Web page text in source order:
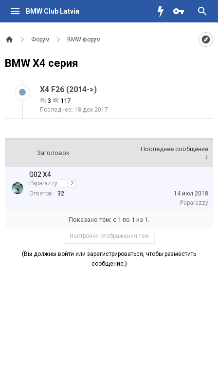
BMW Club Latvia
Форум BMW форум
BMW X4 серия
X4 F26 (2014->)
3 117
18 дек 2017
Заголовок
Последнее сообщение
↓
G02 X4
Paparazzy ...
2
Ответов:
32
14 июл 2018
Paparazzy
Показано тем: с 1 по 1 из 1.
Настройки отображения тем
(Вы должны войти или зарегистрироваться, чтобы разместить
сообщение.)